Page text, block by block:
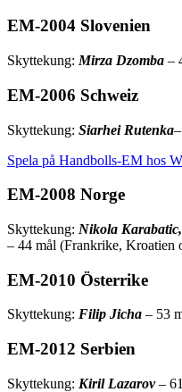
EM-2004 Slovenien
Skyttekung: Mirza Dzomba –
EM-2006 Schweiz
Skyttekung: Siarhei Rutenka
Spela på Handbolls-EM hos
EM-2008 Norge
Skyttekung: Nikola
– 44 mål (Frankrike, Kroatien
EM-2010 Österrike
Skyttekung: Filip Jicha – 53
EM-2012 Serbien
Skyttekung: Kiril Lazarov–